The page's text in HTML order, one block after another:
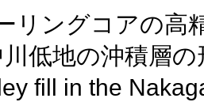
リングコアの高
低地の沖積層
fill in the